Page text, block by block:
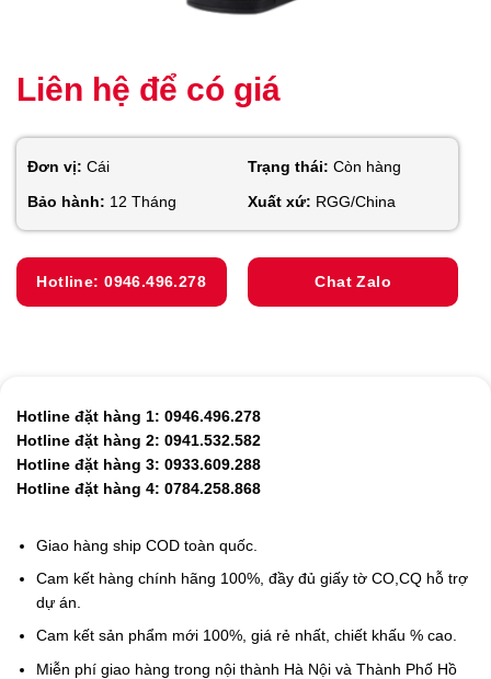
Liên hệ để có giá
Đơn vị: Cái Trạng thái: Còn hàng
Bảo hành: 12 Tháng Xuất xứ: RGG/China
Hotline: 0946.496.278 Chat Zalo
Hotline đặt hàng 1: 0946.496.278
Hotline đặt hàng 2: 0941.532.582
Hotline đặt hàng 3: 0933.609.288
Hotline đặt hàng 4: 0784.258.868
Giao hàng ship COD toàn quốc.
Cam kết hàng chính hãng 100%, đầy đủ giấy tờ CO,CQ hỗ trợ
dự án.
Cam kết sản phẩm mới 100%, giá rẻ nhất, chiết khấu % cao.
Miễn phí giao hàng trong nội thành Hà Nội và Thành Phố Hồ